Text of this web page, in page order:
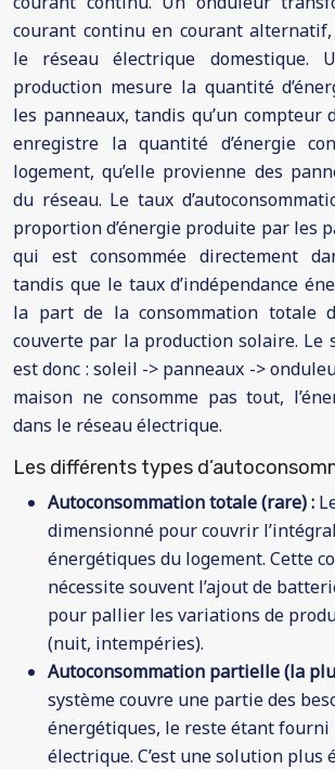
courant continu en courant alternatif,
le réseau électrique domestique.
production mesure la quantité
les panneaux, tandis qu’un compteur
enregistre la quantité d’énergie
logement, qu’elle provienne des
du réseau. Le taux
proportion d’énergie produite par les
qui est consommée directement
tandis que le taux d’indépendance
la part de la consommation totale
couverte par la production solaire. Le
est donc : soleil -> panneaux ->
maison ne consomme pas tout,
dans le réseau électrique.
Les différents types
Autoconsommation totale (rare) :
dimensionné pour couvrir
énergétiques du logement. Cette
nécessite souvent l’ajout de
pour pallier les variations de
(nuit, intempéries).
Autoconsommation partielle (la
système couvre une partie des
énergétiques, le reste étant fourni
électrique. C’est une solution plus